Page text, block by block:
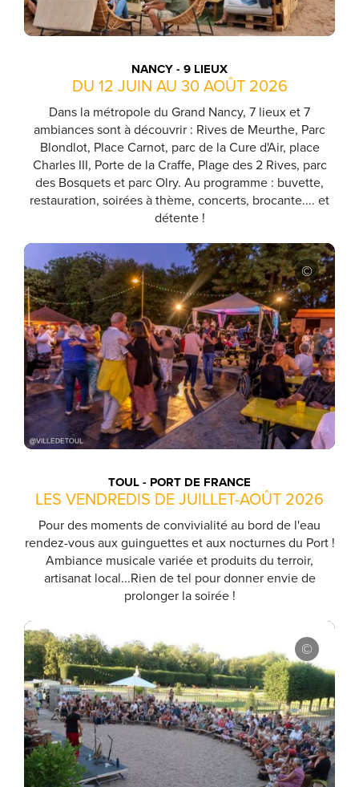
NANCY - 9 LIEUX
DU 12 JUIN AU 30 AOÛT 2026
Dans la métropole du Grand Nancy, 7 lieux et 7
ambiances sont à découvrir : Rives de Meurthe, Parc
Blondlot, Place Carnot, parc de la Cure d'Air, place
Charles III, Porte de la Craffe, Plage des 2 Rives, parc
des Bosquets et parc Olry. Au programme : buvette,
restauration, soirées à thème, concerts, brocante.... et
détente !
TOUL - PORT DE FRANCE
LES VENDREDIS DE JUILLET-AOÛT 2026
Pour des moments de convivialité au bord de l'eau
rendez-vous aux guinguettes et aux nocturnes du Port !
Ambiance musicale variée et produits du terroir,
artisanat local...Rien de tel pour donner envie de
prolonger la soirée !